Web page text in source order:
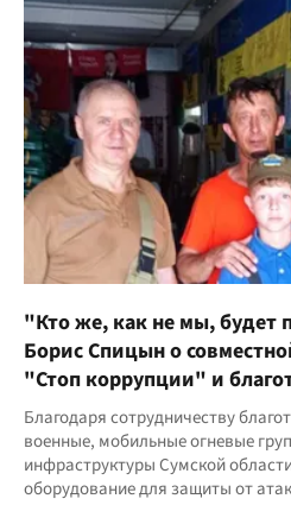
"Кто же, как не мы, будет
Борис Спицын о
"Стоп коррупции" и
Благодаря сотрудничеству
военные, мобильные огневые
инфраструктуры Сумской
оборудование для защиты от